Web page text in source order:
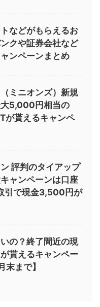
などがもらえるお
クや証券会社など
ンペーンまとめ
ミニオンズ）新規
大5,000円相当の
が貰えるキャンペ
評判のタイアップ
ャンペーンは口座
引で現金3,500円が
の？終了間近の現
貰えるキャンペー
末まで】